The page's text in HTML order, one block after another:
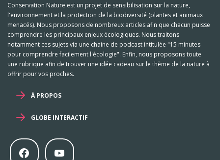
Conservation Nature est un projet de sensibilisation sur la nature,
l'environnement et la protection de la biodiversité (plantes et animaux
menacés). Nous proposons de nombreux articles afin que chacun puisse
comprendre les principaux enjeux écologiques. Nous traitons
notamment ces sujets via une chaine de podcast intitulée "15 minutes
pour comprendre facilement l'écologie". Enfin, nous proposons toute
une rubrique afin de trouver une idée cadeau sur le thème de la nature à
offrir pour vos proches.
À PROPOS
GLOBE INTERACTIF